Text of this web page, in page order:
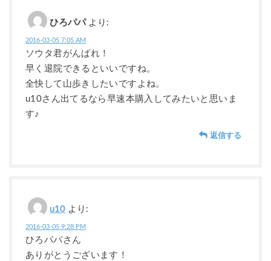
ひろパパ より:
2016-03-05 7:05 AM
ソウタ君がんばれ！
早く退院できるといいですね。
全快して山歩きしたいですよね。
u10さん出てるなら早速本購入してみたいと思いま
す♪
返信する
u10 より:
2016-03-05 9:28 PM
ひろパパさん
ありがとうございます！